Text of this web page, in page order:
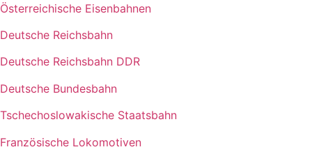
Österreichische Eisenbahnen
Deutsche Reichsbahn
Deutsche Reichsbahn DDR
Deutsche Bundesbahn
Tschechoslowakische Staatsbahn
Französische Lokomotiven